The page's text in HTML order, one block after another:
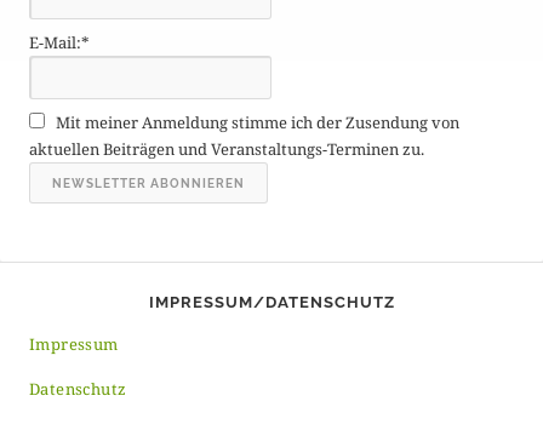
g
e
r
c
h
v
E-Mail:*
Mit meiner Anmeldung stimme ich der Zusendung von
aktuellen Beiträgen und Veranstaltungs-Terminen zu.
IMPRESSUM/DATENSCHUTZ
Impressum
Datenschutz